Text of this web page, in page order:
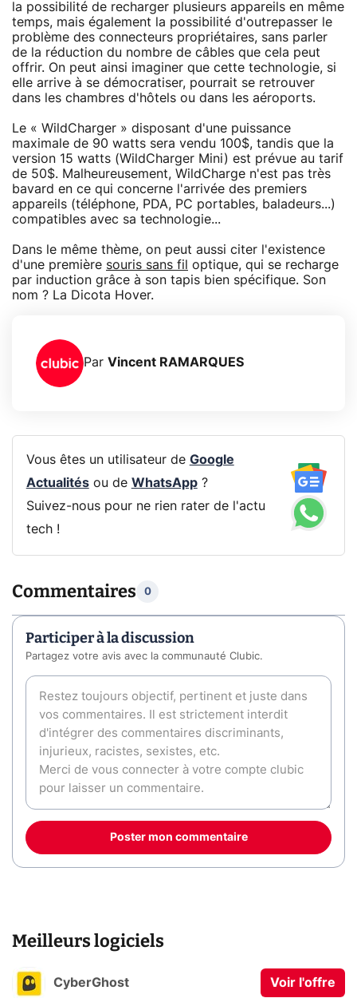
la possibilité de recharger plusieurs appareils en même
temps, mais également la possibilité d'outrepasser le
problème des connecteurs propriétaires, sans parler
de la réduction du nombre de câbles que cela peut
offrir. On peut ainsi imaginer que cette technologie, si
elle arrive à se démocratiser, pourrait se retrouver
dans les chambres d'hôtels ou dans les aéroports.
Le « WildCharger » disposant d'une puissance
maximale de 90 watts sera vendu 100$, tandis que la
version 15 watts (WildCharger Mini) est prévue au tarif
de 50$. Malheureusement, WildCharge n'est pas très
bavard en ce qui concerne l'arrivée des premiers
appareils (téléphone, PDA, PC portables, baladeurs...)
compatibles avec sa technologie...
Dans le même thème, on peut aussi citer l'existence
d'une première souris sans fil
optique, qui se recharge
par induction grâce à son tapis bien spécifique. Son
nom ? La Dicota Hover.
Par Vincent RAMARQUES
Vous êtes un utilisateur de Google
Actualitésou de WhatsApp?
Suivez-nous pour ne rien rater de l'actu
tech !
Commentaires 0
Participer à la discussion
Partagez votre avis avec la communauté Clubic.
Poster mon commentaire
Meilleurs logiciels
CyberGhost Voir l'offre